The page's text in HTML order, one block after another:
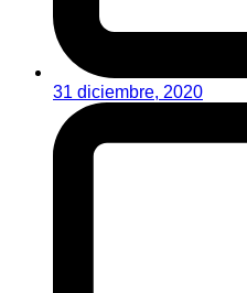
31 diciembre, 2020